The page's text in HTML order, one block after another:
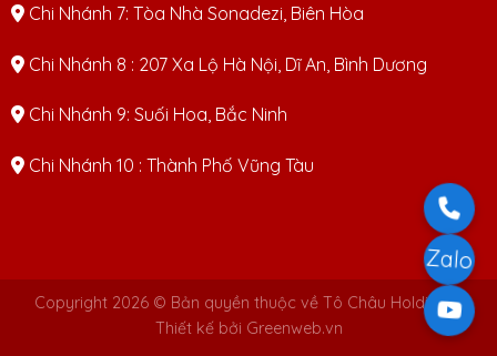
Chi Nhánh 7: Tòa Nhà Sonadezi, Biên Hòa
Chi Nhánh 8 : 207 Xa Lộ Hà Nội, Dĩ An, Bình Dương
Chi Nhánh 9: Suối Hoa, Bắc Ninh
Chi Nhánh 10 : Thành Phố Vũng Tàu
Copyright 2026 © Bản quyền thuộc về Tô Châu Holdings |
Thiết kế bởi Greenweb.vn
Zalo